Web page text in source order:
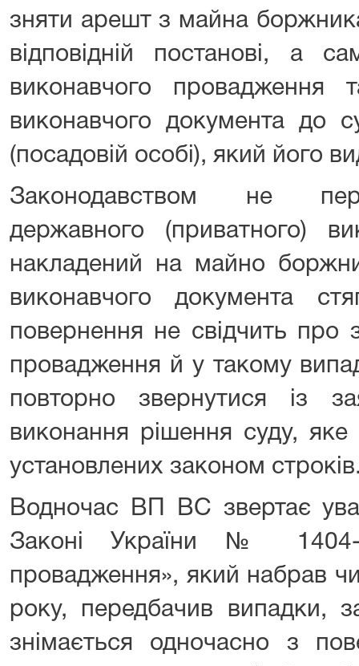
зняти арешт з майна
відповідній постанові, а
виконавчого провадження
виконавчого документа до
(посадовій особі), який його
Законодавством не
державного (приватного)
накладений на майно
виконавчого документа
повернення не свідчить про
провадження й у такому
повторно звернутися із
виконання рішення суду,
установлених законом
Водночас ВП ВС звертає
Законі України № 1404-
провадження», який набрав
року, передбачив випадки,
знімається одночасно з